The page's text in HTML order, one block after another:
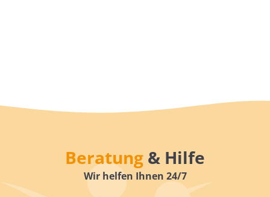
Beratung & Hilfe
Wir helfen Ihnen 24/7